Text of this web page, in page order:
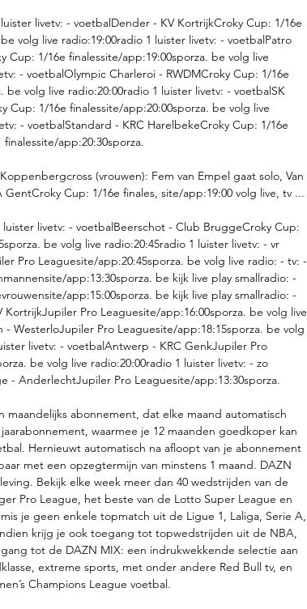
livetv: - voetbalDender - KV KortrijkCroky Cup: 1/16e
volg live radio:19:00radio 1 luister livetv: - voetbalPatro
Cup: 1/16e finalessite/app:19:00sporza. be volg live
- voetbalOlympic Charleroi - RWDMCroky Cup: 1/16e
be volg live radio:20:00radio 1 luister livetv: - voetbalSK
Cup: 1/16e finalessite/app:20:00sporza. be volg live
- voetbalStandard - KRC HarelbekeCroky Cup: 1/16e
finalessite/app:20:30sporza.
(vrouwen): Fem van Empel gaat solo, Van
Cup: 1/16e finales, site/app:19:00 volg live, tv ...
luister livetv: - voetbalBeerschot - Club BruggeCroky Cup:
be volg live radio:20:45radio 1 luister livetv: - vr
Pro Leaguesite/app:20:45sporza. be volg live radio: - tv: -
app:13:30sporza. be kijk live play smallradio: -
app:15:00sporza. be kijk live play smallradio: -
KortrijkJupiler Pro Leaguesite/app:16:00sporza. be volg live
WesterloJupiler Pro Leaguesite/app:18:15sporza. be volg
livetv: - voetbalAntwerp - KRC GenkJupiler Pro
be volg live radio:20:00radio 1 luister livetv: - zo
- AnderlechtJupiler Pro Leaguesite/app:13:30sporza.
maandelijks abonnement, dat elke maand automatisch
waarmee je 12 maanden goedkoper kan
Hernieuwt automatisch na afloopt van je abonnement
met een opzegtermijn van minstens 1 maand. DAZN
Bekijk elke week meer dan 40 wedstrijden van de
Pro League, het beste van de Lotto Super League en
je geen enkele topmatch uit de Ligue 1, Laliga, Serie A,
krijg je ook toegang tot topwedstrijden uit de NBA,
tot de DAZN MIX: een indrukwekkende selectie aan
extreme sports, met onder andere Red Bull tv, en
Champions League voetbal.